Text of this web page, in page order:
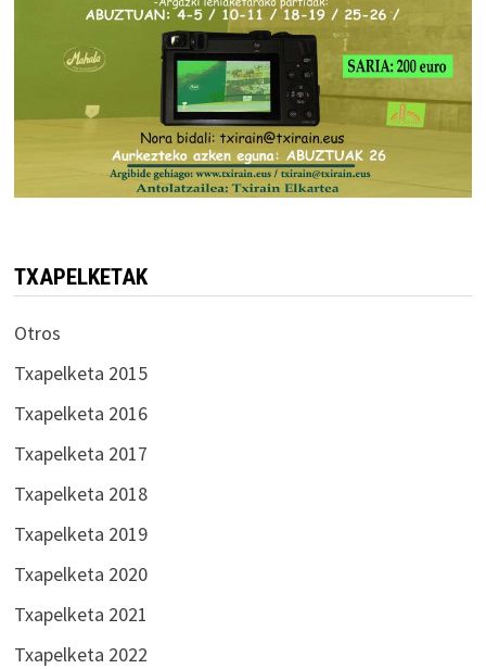
TXAPELKETAK
Otros
Txapelketa 2015
Txapelketa 2016
Txapelketa 2017
Txapelketa 2018
Txapelketa 2019
Txapelketa 2020
Txapelketa 2021
Txapelketa 2022